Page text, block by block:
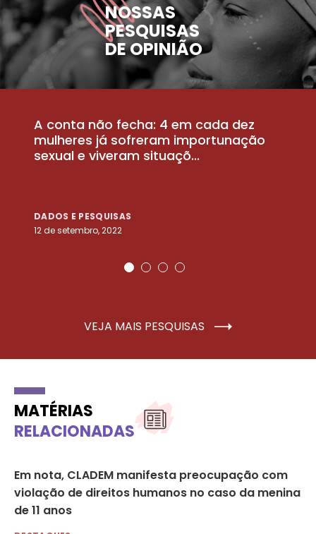
NOSSAS
PESQUISAS
DE OPINIÃO
A conta não fecha: 4 em cada dez
mulheres já sofreram importunação
sexual e viveram situaçõ...
DADOS E PESQUISAS
12 de setembro, 2022
VEJA MAIS PESQUISAS
MATÉRIAS
RELACIONADAS
Em nota, CLADEM manifesta preocupação com
violação de direitos humanos no caso da menina
de 11 anos